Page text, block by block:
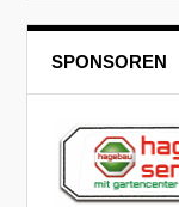
SPONSOREN